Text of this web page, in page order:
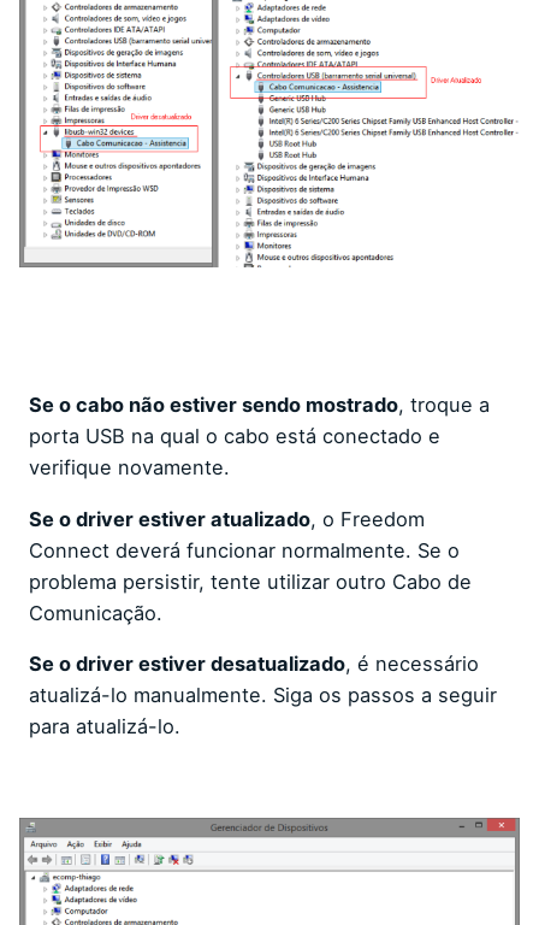
Se o cabo não estiver sendo mostrado, troque a
porta USB na qual o cabo está conectado e
verifique novamente.
Se o driver estiver atualizado, o Freedom
Connect deverá funcionar normalmente. Se o
problema persistir, tente utilizar outro Cabo de
Comunicação.
Se o driver estiver desatualizado, é necessário
atualizá-lo manualmente. Siga os passos a seguir
para atualizá-lo.